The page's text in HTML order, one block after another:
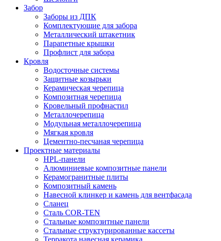
Забор
Заборы из ДПК
Комплектующие для забора
Металлический штакетник
Парапетные крышки
Профлист для забора
Кровля
Водосточные системы
Защитные козырьки
Керамическая черепица
Композитная черепица
Кровельный профнастил
Металлочерепица
Модульная металлочерепица
Мягкая кровля
Цементно-песчаная черепица
Проектные материалы
HPL-панели
Алюминиевые композитные панели
Керамогранитные плиты
Композитный камень
Навесной клинкер и камень для вентфасада
Сланец
Сталь COR-TEN
Стальные композитные панели
Стальные структурированные кассеты
Терракота навесная керамика